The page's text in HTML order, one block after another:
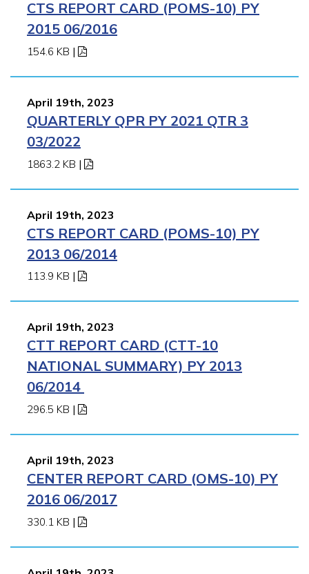
CTS REPORT CARD (POMS-10) PY
2015 06/2016
154.6 KB |
April 19th, 2023
QUARTERLY QPR PY 2021 QTR 3
03/2022
1863.2 KB |
April 19th, 2023
CTS REPORT CARD (POMS-10) PY
2013 06/2014
113.9 KB |
April 19th, 2023
CTT REPORT CARD (CTT-10
NATIONAL SUMMARY) PY 2013
06/2014
296.5 KB |
April 19th, 2023
CENTER REPORT CARD (OMS-10) PY
2016 06/2017
330.1 KB |